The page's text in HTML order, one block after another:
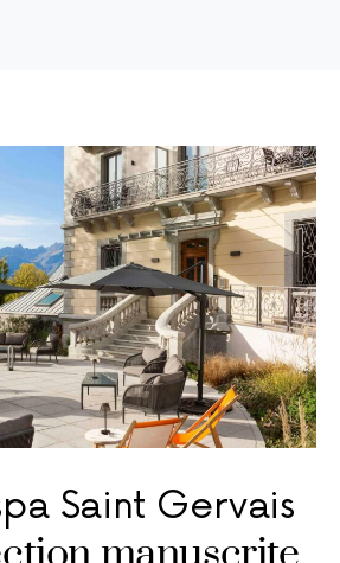
Saint Gervais